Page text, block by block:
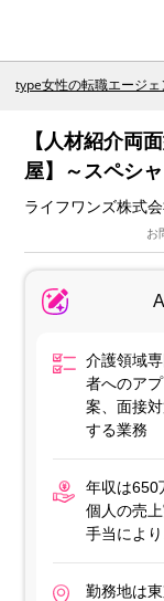
type女性の転職エージェ
【人材紹介両
屋】～スペシ
ライフワンズ株式
お
介護領域
者へのア
案、面接
する業務
年収は650
個人の売
手当によ
勤務地は